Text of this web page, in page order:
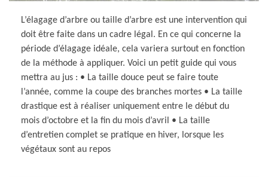
L’élagage d’arbre ou taille d’arbre est une intervention qui
doit être faite dans un cadre légal. En ce qui concerne la
période d’élagage idéale, cela variera surtout en fonction
de la méthode à appliquer. Voici un petit guide qui vous
mettra au jus : • La taille douce peut se faire toute
l’année, comme la coupe des branches mortes • La taille
drastique est à réaliser uniquement entre le début du
mois d’octobre et la fin du mois d’avril • La taille
d’entretien complet se pratique en hiver, lorsque les
végétaux sont au repos